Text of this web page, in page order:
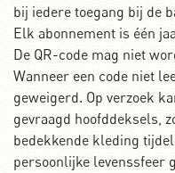
bij iedere toegang bij de
Elk abonnement is één
De QR-code mag niet
Wanneer een code niet
geweigerd. Op verzoek
gevraagd hoofddeksels,
bedekkende kleding
persoonlijke levenssfeer